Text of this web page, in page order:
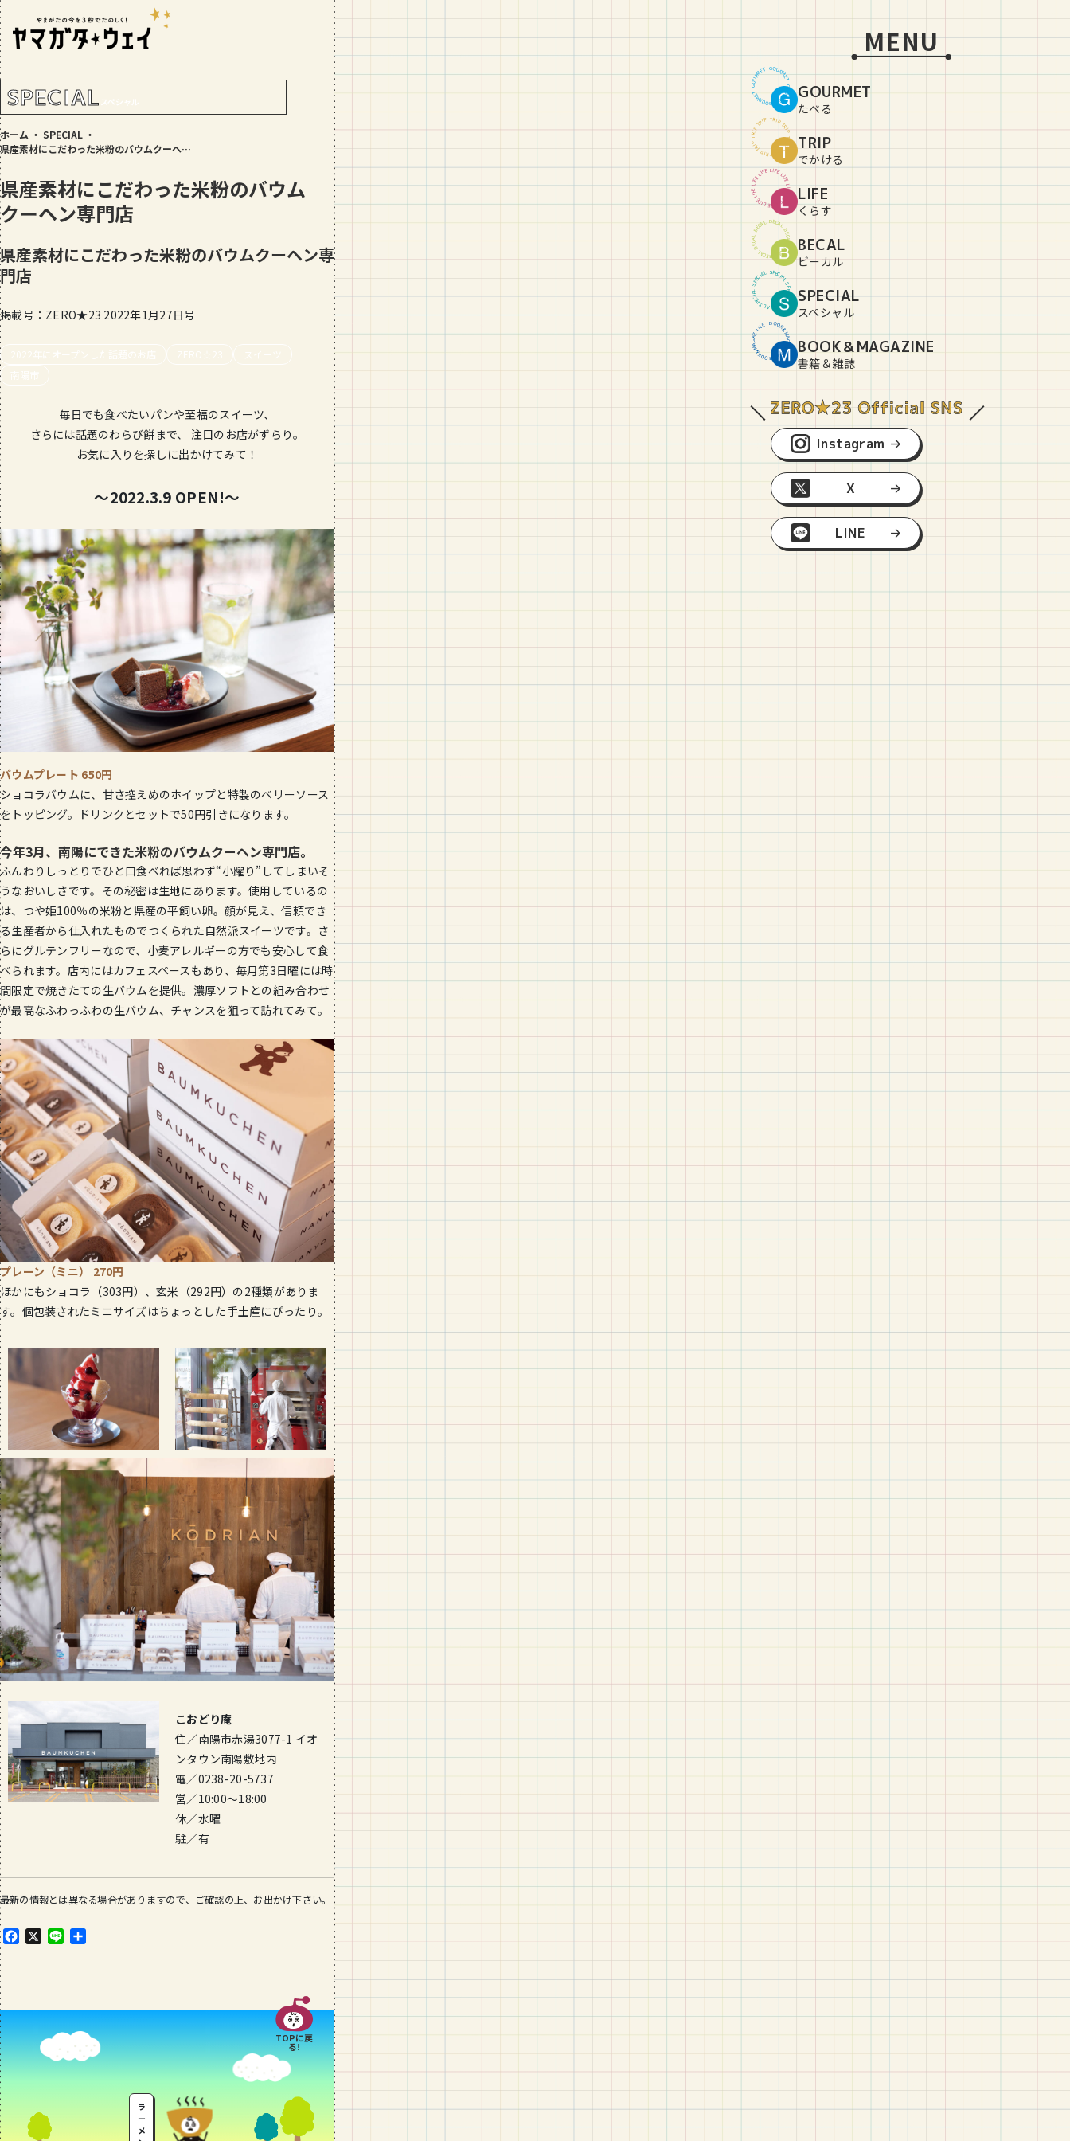
RANKING!
地元民が選ぶ山形県ラーメン人気店
【30選】ランキング付き
GOURMET
おすすめ！山形のそば【23選】地元民
の人気ランキング付！～日刊ヤマガタ
ウェイが厳選
GOURMET
せセットも！
【写真付き】山寺の階段はきつい？階
段数や所要時間をご紹介！
山形のおすすめパン屋さん【26選】地
元民が選ぶランキングBEST５付き！
_vol.1
MENU
GOURME
T
G
O
U
R
M
E
T
G
O
U
R
M
E
T
G
O
U
RMET
GOURMET
たべる
TRIPT
RI
P
T
R
P
T
R
T
R
I
P
T
R
I
P
T
R
I
P
T
RIP
TRIP
でかける
LIFEL
IF
E
L
F
L
I
FE
F
E
L
I
F
E
L
I
F
E
L
IF
E
LIFE
LIFE
くらす
BECA
L
BE
C
A
L
B
E
C
A
B
E
C
A
L
B
E
C
A
L
BE
CAL
BECAL
ビーカル
SPECI
A
L
SP
E
C
A
L
S
P
CI
A
L
S
P
E
C
I
A
L
SP
E
CIAL
SPECIAL
スペシャル
BOOK
&M
A
G
A
Z
I
N
E
B
O
O
K
&
M
A
G
A
Z
I
NE
BOOK＆MAGAZINE
書籍＆雑誌
Instagram
X
LINE
SPECIAL スペシャル
ホーム ・ SPECIAL ・
県産素材にこだわった米粉のバウムクーヘン専門店
県産素材にこだわった米粉のバウム
クーヘン専門店
県産素材にこだわった米粉のバウムクーヘン専
門店
掲載号：ZERO★23 2022年1月27日号
2022年にオープンした話題のお店 ZERO☆23
スイーツ
南陽市
毎日でも食べたいパンや至福のスイーツ、
さらには話題のわらび餅まで、 注目のお店がずらり。
お気に入りを探しに出かけてみて！
〜2022.3.9 OPEN!〜
バウムプレート 650円
ショコラバウムに、甘さ控えめのホイップと特製のベリーソース
をトッピング。ドリンクとセットで50円引きになります。
今年3月、南陽にできた米粉のバウムクーヘン専門店。
ふんわりしっとりでひと口食べれば思わず“小躍り”してしまいそ
うなおいしさです。その秘密は生地にあります。使用しているの
は、つや姫100％の米粉と県産の平飼い卵。顔が見え、信頼でき
る生産者から仕入れたものでつくられた自然派スイーツです。さ
らにグルテンフリーなので、小麦アレルギーの方でも安心して食
べられます。店内にはカフェスペースもあり、毎月第3日曜には時
間限定で焼きたての生バウムを提供。濃厚ソフトとの組み合わせ
が最高なふわっふわの生バウム、チャンスを狙って訪れてみて。
プレーン（ミニ） 270円
ほかにもショコラ（303円）、玄米（292円）の2種類がありま
す。個包装されたミニサイズはちょっとした手土産にぴったり。
こおどり庵
住／南陽市赤湯3077-1 イオ
ンタウン南陽敷地内
電／0238-20-5737
営／10:00〜18:00
休／水曜
駐／有
最新の情報とは異なる場合がありますので、ご確認の上、お出かけ下さい。
F
o
o
k
X
L
TOPに戻
る!
ラ
ー
メ